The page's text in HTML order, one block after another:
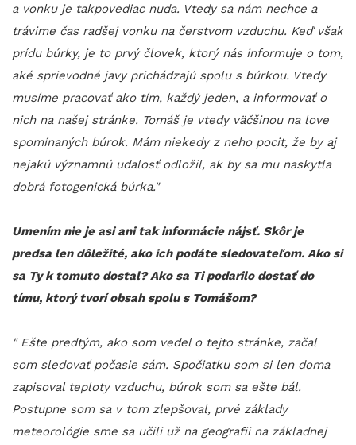
a vonku je takpovediac nuda. Vtedy sa nám nechce a
trávime čas radšej vonku na čerstvom vzduchu. Keď však
prídu búrky, je to prvý človek, ktorý nás informuje o tom,
aké sprievodné javy prichádzajú spolu s búrkou. Vtedy
musíme pracovať ako tím, každý jeden, a informovať o
nich na našej stránke. Tomáš je vtedy väčšinou na love
spomínaných búrok. Mám niekedy z neho pocit, že by aj
nejakú významnú udalosť odložil, ak by sa mu naskytla
dobrá fotogenická búrka."
Umením nie je asi ani tak informácie nájsť. Skôr je
predsa len dôležité, ako ich podáte sledovateľom. Ako si
sa Ty k tomuto dostal? Ako sa Ti podarilo dostať do
tímu, ktorý tvorí obsah spolu s Tomášom?
" Ešte predtým, ako som vedel o tejto stránke, začal
som sledovať počasie sám. Spočiatku som si len doma
zapisoval teploty vzduchu, búrok som sa ešte bál.
Postupne som sa v tom zlepšoval, prvé základy
meteorológie sme sa učili už na geografii na základnej